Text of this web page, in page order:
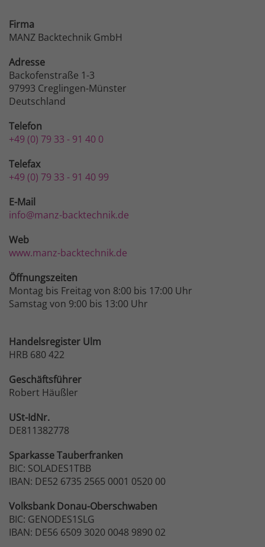
Firma
MANZ Backtechnik GmbH
Adresse
Backofenstraße 1-3
97993 Creglingen-Münster
Deutschland
Telefon
+49 (0) 79 33 - 91 40 0
Telefax
+49 (0) 79 33 - 91 40 99
E-Mail
info@manz-backtechnik.de
Web
www.manz-backtechnik.de
Öffnungszeiten
Montag bis Freitag von 8:00 bis 17:00 Uhr
Samstag von 9:00 bis 13:00 Uhr
Handelsregister Ulm
HRB 680 422
Geschäftsführer
Robert Häußler
USt-IdNr.
DE811382778
SparkasseTauberfranken
BIC: SOLADES1TBB
IBAN: DE52 6735 2565 0001 0520 00
VolksbankDonau-Oberschwaben
BIC: GENODES1SLG
IBAN: DE56 6509 3020 0048 9890 02